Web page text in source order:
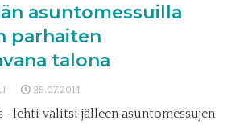
asuntomessuilla
parhaiten
talona
25.07.2014
-lehti valitsi jälleen asuntomessujen